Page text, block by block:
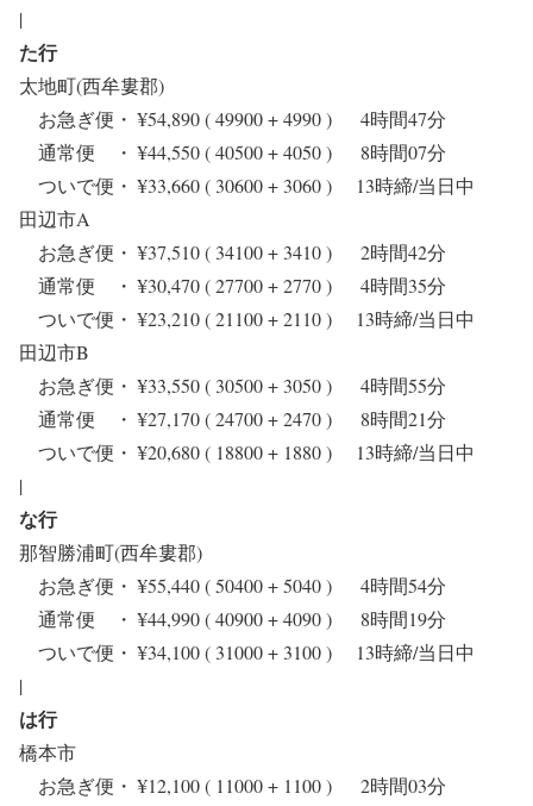
|
た行
太地町(西牟婁郡)
お急ぎ便・ ¥54,890 ( 49900 + 4990 ) 4時間47分
通常便 ・ ¥44,550 ( 40500 + 4050 ) 8時間07分
ついで便・ ¥33,660 ( 30600 + 3060 ) 13時締/当日中
田辺市A
お急ぎ便・ ¥37,510 ( 34100 + 3410 ) 2時間42分
通常便 ・ ¥30,470 ( 27700 + 2770 ) 4時間35分
ついで便・ ¥23,210 ( 21100 + 2110 ) 13時締/当日中
田辺市B
お急ぎ便・ ¥33,550 ( 30500 + 3050 ) 4時間55分
通常便 ・ ¥27,170 ( 24700 + 2470 ) 8時間21分
ついで便・ ¥20,680 ( 18800 + 1880 ) 13時締/当日中
|
な行
那智勝浦町(西牟婁郡)
お急ぎ便・ ¥55,440 ( 50400 + 5040 ) 4時間54分
通常便 ・ ¥44,990 ( 40900 + 4090 ) 8時間19分
ついで便・ ¥34,100 ( 31000 + 3100 ) 13時締/当日中
|
は行
橋本市
お急ぎ便・ ¥12,100 ( 11000 + 1100 ) 2時間03分